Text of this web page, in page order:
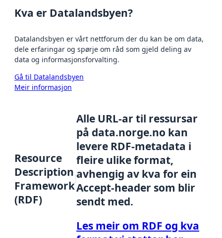
Kva er Datalandsbyen?
Datalandsbyen er vårt nettforum der du kan be om data,
dele erfaringar og spørje om råd som gjeld deling av
data og informasjonsforvalting.
Gå til Datalandsbyen
Meir informasjon
Resource
Description
Framework
(RDF)
Alle URL-ar til ressursar
på data.norge.no kan
levere RDF-metadata i
fleire ulike format,
avhengig av kva for ein
Accept-header som blir
sendt med.
Les meir om RDF og kva